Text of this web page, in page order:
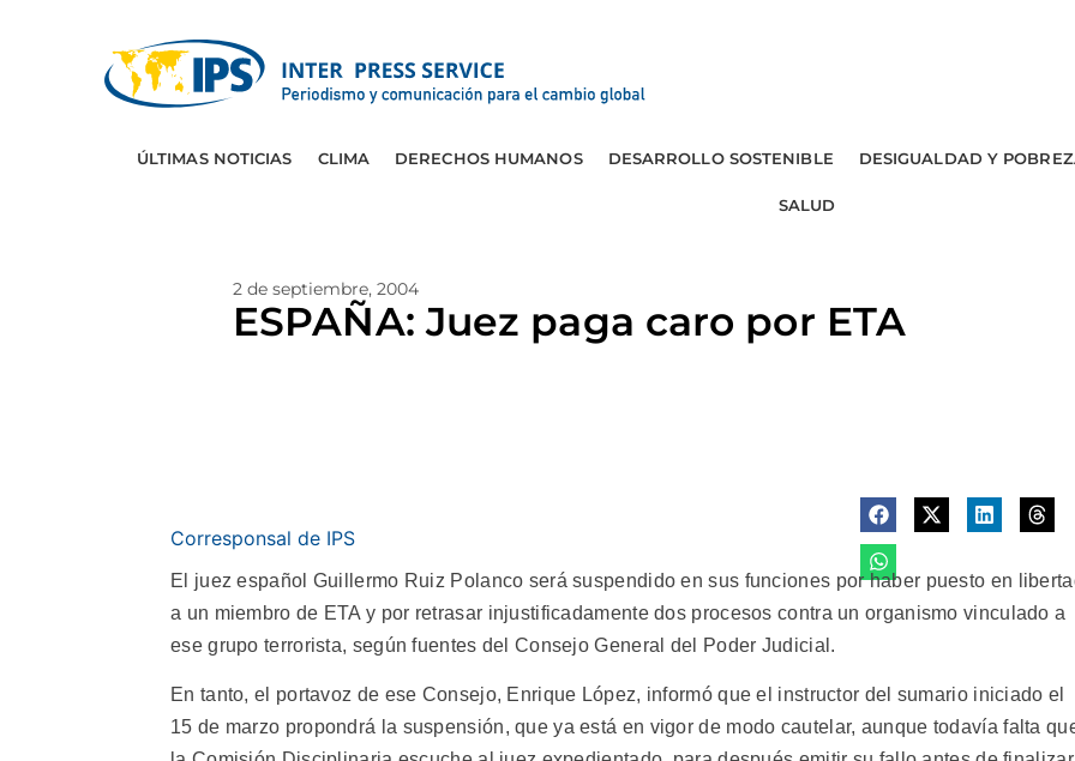
ÚLTIMAS NOTICIAS CLIMA DERECHOS HUMANOS DESARROLLO SOSTENIBLE DESIGUALDAD Y
SALUD
2 de septiembre, 2004
ESPAÑA: Juez paga caro por ETA
Corresponsal de IPS
El juez español Guillermo Ruiz Polanco será suspendido en sus funciones por haber puesto en
a un miembro de ETA y por retrasar injustificadamente dos procesos contra un organismo vinculado a
ese grupo terrorista, según fuentes del Consejo General del Poder Judicial.
En tanto, el portavoz de ese Consejo, Enrique López, informó que el instructor del sumario iniciado el
15 de marzo propondrá la suspensión, que ya está en vigor de modo cautelar, aunque todavía falta